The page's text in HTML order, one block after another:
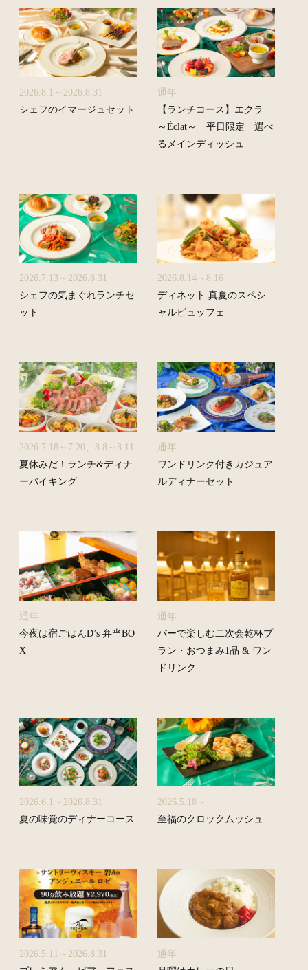
2026.8.1～2026.8.31
シェフのイマージュセット
通年
【ランチコース】エクラ
～Éclat～ 平日限定 選べ
るメインディッシュ
2026.7.13～2026.8.31
シェフの気まぐれランチセ
ット
2026.8.14～8.16
ディネット 真夏のスペシ
ャルビュッフェ
2026.7.18～7.20、8.8～8.11
夏休みだ！ランチ&ディナ
ーバイキング
通年
ワンドリンク付きカジュア
ルディナーセット
通年
今夜は宿ごはんD’s 弁当BO
X
通年
バーで楽しむ二次会乾杯プ
ラン・おつまみ1品 & ワン
ドリンク
2026.6.1～2026.8.31
夏の味覚のディナーコース
2026.5.18～
至福のクロックムッシュ
2026.5.11～2026.8.31
通年